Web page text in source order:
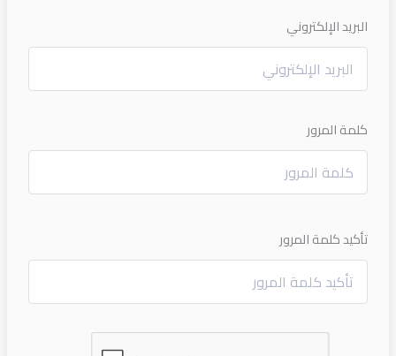
البريد الإلكتروني
كلمة المرور
تأكيد كلمة المرور